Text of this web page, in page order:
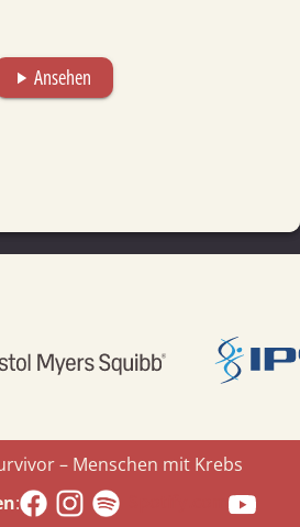
play_arrow Ansehen
– Menschen mit Krebs
: